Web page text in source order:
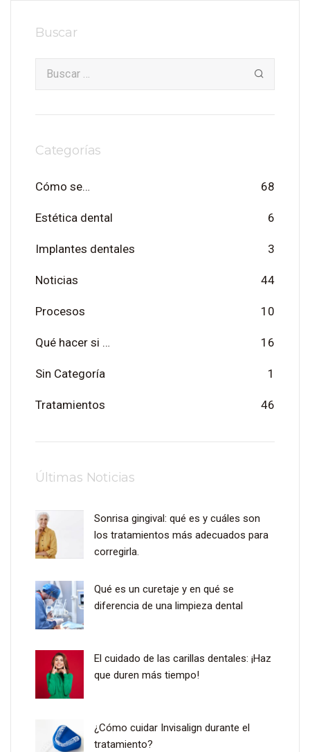
Buscar
Categorías
Cómo se… 68
Estética dental 6
Implantes dentales 3
Noticias 44
Procesos 10
Qué hacer si … 16
Sin Categoría 1
Tratamientos 46
Últimas Noticias
Sonrisa gingival: qué es y cuáles son
los tratamientos más adecuados para
corregirla.
Qué es un curetaje y en qué se
diferencia de una limpieza dental
El cuidado de las carillas dentales: ¡Haz
que duren más tiempo!
¿Cómo cuidar Invisalign durante el
tratamiento?